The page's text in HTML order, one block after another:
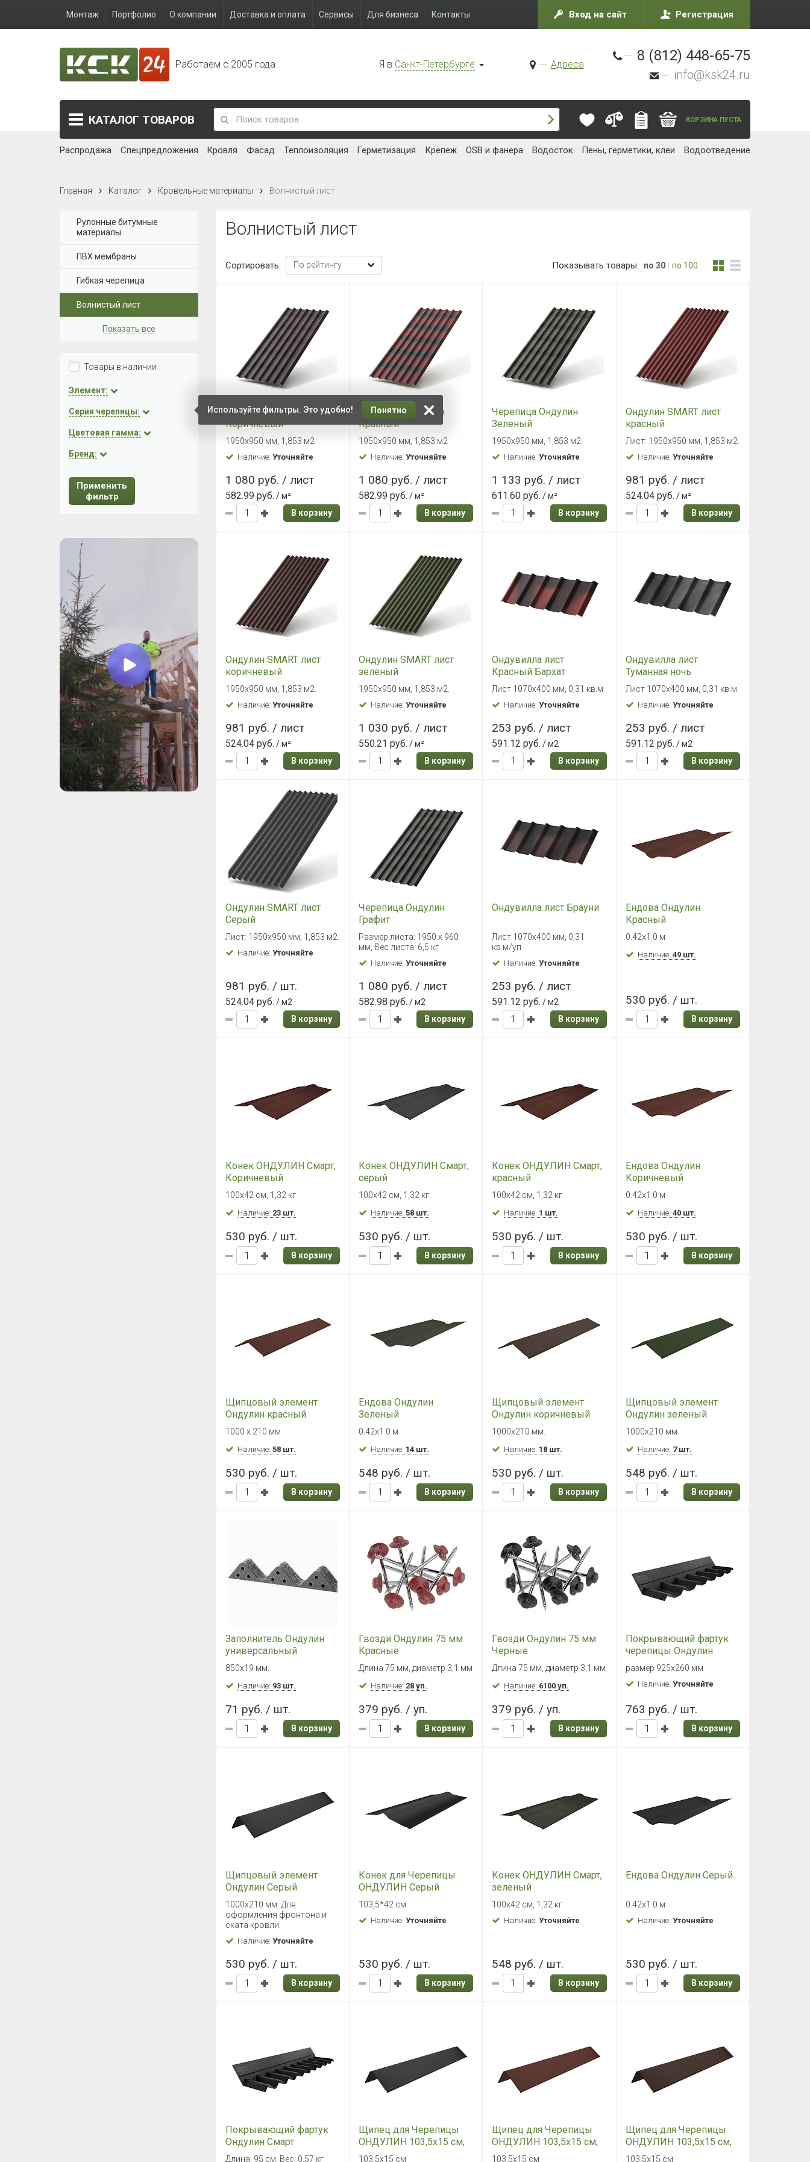
Монтаж Портфолио О компании Доставка и оплата Сервисы Для бизнеса Контакты Вход на сайт Регистрация
Работаем с 2005 года Я в Санкт-Петербурге Адреса
8 (812) 448-65-75
info@ksk24.ru
КАТАЛОГ ТОВАРОВ КОРЗИНА ПУСТА
Распродажа Спецпредложения Кровля Фасад Теплоизоляция Герметизация Крепеж OSB и фанера Водосток Пены, герметики, клеи Водоотведение
Главная Каталог Кровельные материалы Волнистый лист
Волнистый лист
Сортировать: Показывать товары: по 30 по 100
Черепица Ондулин
Коричневый
1950x950 мм, 1,853 м2
Наличие: Уточняйте
1 080 руб. / лист
582.99 руб. / м²
В корзину
Черепица Ондулин
Красный
1950x950 мм, 1,853 м2
Наличие:Уточняйте
1 080 руб. / лист
582.99 руб. / м²
В корзину
Черепица Ондулин
Зеленый
1950x950 мм, 1,853 м2
Наличие:Уточняйте
1 133 руб. / лист
611.60 руб. / м²
В корзину
Ондулин SMART лист
красный
Лист: 1950х950 мм, 1,853 м2.
Наличие: Уточняйте
981 руб. / лист
524.04 руб. / м²
В корзину
Ондулин SMART лист
коричневый
1950х950 мм, 1,853 м2.
Наличие: Уточняйте
981 руб. / лист
524.04 руб. / м²
В корзину
Ондулин SMART лист
зеленый
1950х950 мм, 1,853 м2.
Наличие:Уточняйте
1 030 руб. / лист
550.21 руб. / м²
В корзину
Ондувилла лист
Красный Бархат
Лист 1070х400 мм, 0,31 кв.м.
Наличие:Уточняйте
253 руб. / лист
591.12 руб. / м2
В корзину
Ондувилла лист
Туманная ночь
Лист 1070х400 мм, 0,31 кв.м.
Наличие: Уточняйте
253 руб. / лист
591.12 руб. / м2
В корзину
Ондулин SMART лист
Серый
Лист: 1950х950 мм, 1,853 м2.
Наличие: Уточняйте
981 руб. / шт.
524.04 руб. / м2
В корзину
Черепица Ондулин
Графит
Размер листа: 1950 x 960
мм, Вес листа: 6,5 кг
Наличие:Уточняйте
1 080 руб. / лист
582.98 руб. / м2
В корзину
Ондувилла лист Брауни
Лист 1070х400 мм, 0,31
кв.м/уп
Наличие:Уточняйте
253 руб. / лист
591.12 руб. / м2
В корзину
Ендова Ондулин
Красный
0.42х1.0 м
Наличие: 49 шт.
530 руб. / шт.
В корзину
Конек ОНДУЛИН Смарт,
Коричневый
100х42 см, 1,32 кг
Наличие: 23 шт.
530 руб. / шт.
В корзину
Конек ОНДУЛИН Смарт,
серый
100х42 см, 1,32 кг
Наличие:58 шт.
530 руб. / шт.
В корзину
Конек ОНДУЛИН Смарт,
красный
100х42 см, 1,32 кг
Наличие: 1 шт.
530 руб. / шт.
В корзину
Ендова Ондулин
Коричневый
0.42х1.0 м
Наличие: 40 шт.
530 руб. / шт.
В корзину
Щипцовый элемент
Ондулин красный
1000 х 210 мм
Наличие: 58 шт.
530 руб. / шт.
В корзину
Ендова Ондулин
Зеленый
0.42х1.0 м
Наличие: 14 шт.
548 руб. / шт.
В корзину
Щипцовый элемент
Ондулин коричневый
1000х210 мм.
Наличие: 18 шт.
530 руб. / шт.
В корзину
Щипцовый элемент
Ондулин зеленый
1000х210 мм.
Наличие: 7 шт.
548 руб. / шт.
В корзину
Заполнитель Ондулин
универсальный
850х19 мм.
Наличие: 93 шт.
71 руб. / шт.
В корзину
Гвозди Ондулин 75 мм
Красные
Длина 75 мм, диаметр 3,1 мм
Наличие: 28 уп.
379 руб. / уп.
В корзину
Гвозди Ондулин 75 мм
Черные
Длина 75 мм, диаметр 3,1 мм
Наличие: 6100 уп.
379 руб. / уп.
В корзину
Покрывающий фартук
черепицы Ондулин
размер 925х260 мм
Наличие: Уточняйте
763 руб. / шт.
В корзину
Щипцовый элемент
Ондулин Серый
1000х210 мм. Для
оформления фронтона и
ската кровли.
Наличие: Уточняйте
530 руб. / шт.
В корзину
Конек для Черепицы
ОНДУЛИН Серый
103,5*42 см
Наличие:Уточняйте
530 руб. / шт.
В корзину
Конек ОНДУЛИН Смарт,
зеленый
100х42 см, 1,32 кг
Наличие:Уточняйте
548 руб. / шт.
В корзину
Ендова Ондулин Серый
0.42х1.0 м
Наличие: Уточняйте
530 руб. / шт.
В корзину
Покрывающий фартук
Ондулин Смарт
Длина: 95 см, Вес: 0,57 кг
Щипец для Черепицы
ОНДУЛИН 103,5х15 см,
Серый
103,5х15 см
Щипец для Черепицы
ОНДУЛИН 103,5х15 см,
Красный
103,5х15 см
Щипец для Черепицы
ОНДУЛИН 103,5х15 см,
Коричневый
103,5х15 см
Рулонные битумные
материалы
ПВХ мембраны
Гибкая черепица
Волнистый лист
Показать все
Используйте фильтры. Это удобно! Понятно
Товары в наличии
Элемент:
Серия черепицы:
Цветовая гамма:
Бренд:
Применить
фильтр